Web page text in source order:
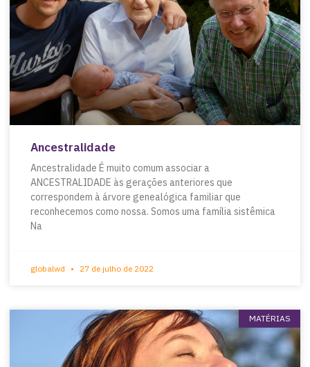
Ancestralidade
Ancestralidade É muito comum associar a
ANCESTRALIDADE às gerações anteriores que
correspondem à árvore genealógica familiar que
reconhecemos como nossa. Somos uma família sistêmica
Na
globalwd 27 de julho de 2022
MATÉRIAS